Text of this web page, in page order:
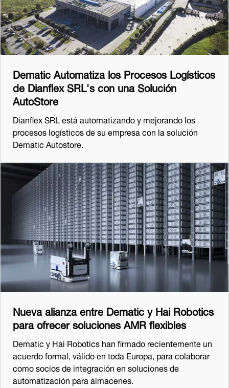
Dematic Automatiza los Procesos Logísticos
de Dianflex SRL's con una Solución
AutoStore
Dianflex SRL está automatizando y mejorando los
procesos logísticos de su empresa con la solución
Dematic Autostore.
Nueva alianza entre Dematic y Hai Robotics
para ofrecer soluciones AMR flexibles
Dematic y Hai Robotics han firmado recientemente un
acuerdo formal, válido en toda Europa, para colaborar
como socios de integración en soluciones de
automatización para almacenes.